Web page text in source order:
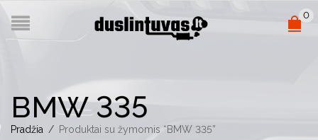
0
BMW 335
Pradžia / Produktai su žymomis “BMW 335”